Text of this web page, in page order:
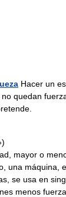
Hacer un
quedan
mayor o
una máquina,
se usa en
menos